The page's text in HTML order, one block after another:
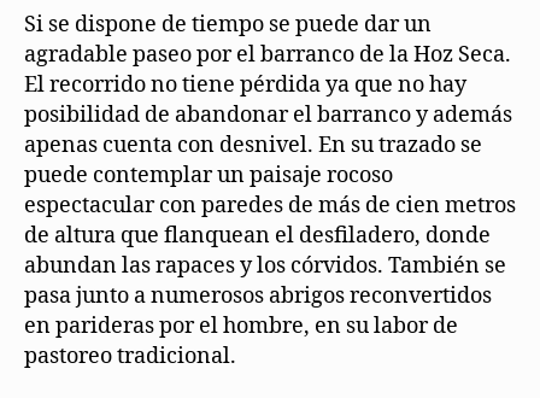
Si se dispone de tiempo se puede dar un
agradable paseo por el barranco de la Hoz Seca.
El recorrido no tiene pérdida ya que no hay
posibilidad de abandonar el barranco y además
apenas cuenta con desnivel. En su trazado se
puede contemplar un paisaje rocoso
espectacular con paredes de más de cien metros
de altura que flanquean el desfiladero, donde
abundan las rapaces y los córvidos. También se
pasa junto a numerosos abrigos reconvertidos
en parideras por el hombre, en su labor de
pastoreo tradicional.